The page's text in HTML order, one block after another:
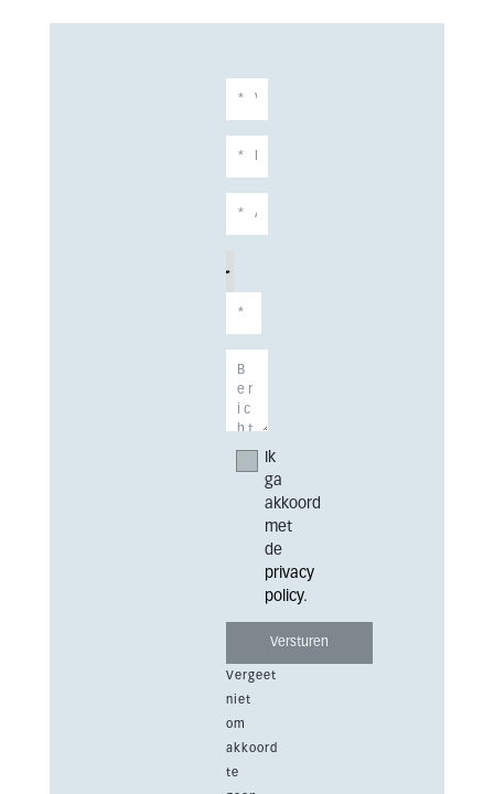
Ik
ga
akkoord
met
de
privacy
policy.
Vergeet
niet
om
akkoord
te